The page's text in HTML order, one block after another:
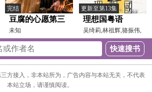
完结
豆腐的心愿第三
季
未知
更新至第13集
理想国粤语
吴绮莉,林祖辉,骆振伟,
吴海昕,麦芷谊,陈炳
方接入，非本站所为，广告内容与本站无关，不代表
本站立场，请谨慎阅读。